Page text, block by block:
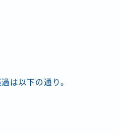
は以下の通り。